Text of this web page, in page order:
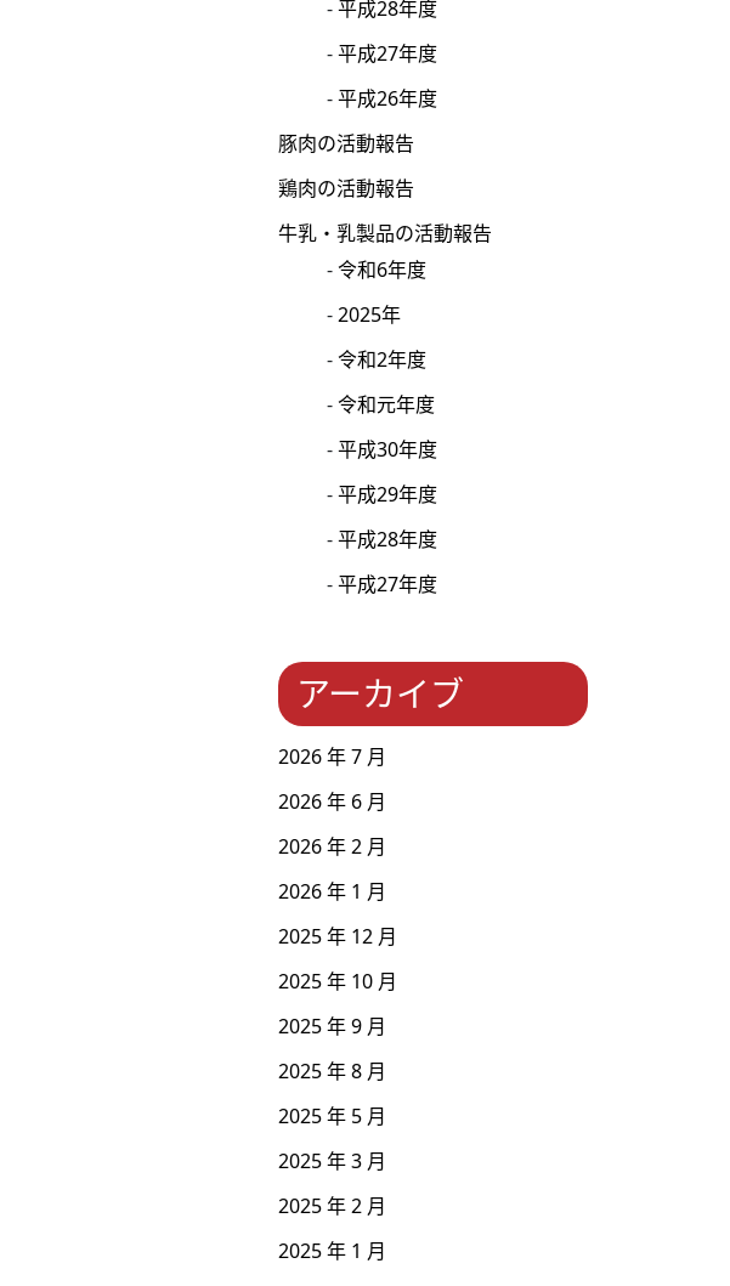
平成28年度
平成27年度
平成26年度
豚肉の活動報告
鶏肉の活動報告
牛乳・乳製品の活動報告
令和6年度
2025年
令和2年度
令和元年度
平成30年度
平成29年度
平成28年度
平成27年度
アーカイブ
2026 年 7 月
2026 年 6 月
2026 年 2 月
2026 年 1 月
2025 年 12 月
2025 年 10 月
2025 年 9 月
2025 年 8 月
2025 年 5 月
2025 年 3 月
2025 年 2 月
2025 年 1 月